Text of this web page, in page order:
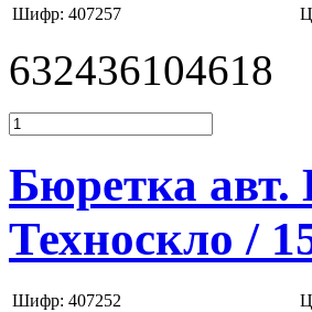
Шифр: 407257
632436104618
Бюретка
Техноскло /
Шифр: 407252